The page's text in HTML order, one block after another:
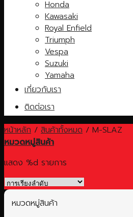
Honda
Kawasaki
Royal Enfield
Triumph
Vespa
Suzuki
Yamaha
เกี่ยวกับเรา
ติดต่อเรา
หน้าหลัก / สินค้าทั้งหมด / M-SLAZ
หมวดหมู่สินค้า
แสดง %d รายการ
หมวดหมู่สินค้า